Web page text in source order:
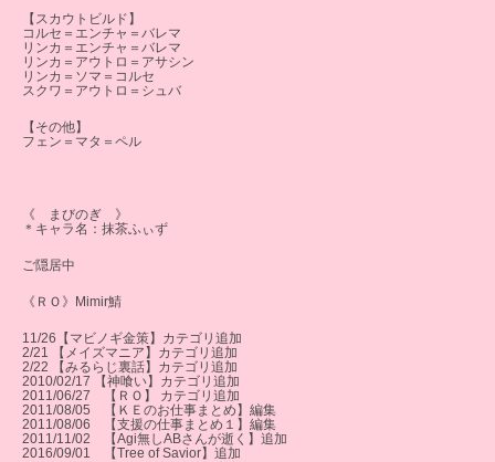
【スカウトビルド】
コルセ＝エンチャ＝バレマ
リンカ＝エンチャ＝バレマ
リンカ＝アウトロ＝アサシン
リンカ＝ソマ＝コルセ
スクワ＝アウトロ＝シュバ
【その他】
フェン＝マタ＝ペル
《 まびのぎ 》
＊キャラ名：抹茶ふぃず
ご隠居中
《ＲＯ》Mimir鯖
11/26【マビノギ金策】カテゴリ追加
2/21 【メイズマニア】カテゴリ追加
2/22 【みるらじ裏話】カテゴリ追加
2010/02/17 【神喰い】カテゴリ追加
2011/06/27 【ＲＯ】 カテゴリ追加
2011/08/05 【ＫＥのお仕事まとめ】編集
2011/08/06 【支援の仕事まとめ１】編集
2011/11/02 【Agi無しABさんが逝く】追加
2016/09/01 【Tree of Savior】追加